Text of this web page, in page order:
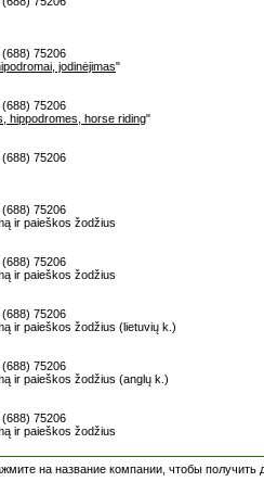
75206
jodinėjimas"
75206
hippodromes, horse riding"
75206
75206
ir paieškos žodžius
75206
ir paieškos žodžius
75206
ir paieškos žodžius (lietuvių k.)
75206
ir paieškos žodžius (anglų k.)
75206
ir paieškos žodžius
на название компании, чтобы получить